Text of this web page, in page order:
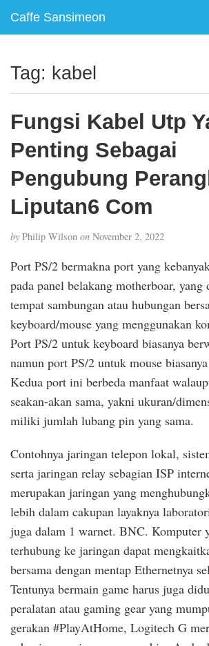
Caffe Sansimeon
Tag: kabel
Fungsi Kabel Utp
Penting Sebagai
Pengubung
Liputan6 Com
by Philip Wilson on November 2, 2022
Port PS/2 bermakna port yang
pada panel belakang motherboar,
tempat sambungan atau hubungan
keyboard/mouse yang menggunakan
Port PS/2 untuk keyboard biasanya
namun port PS/2 untuk mouse
Kedua port ini berbeda manfaat
seakan-akan sama, yakni ukuran/
miliki jumlah lubang pin yang sama.
Contohnya jaringan telepon lokal,
serta jaringan relay sebagian ISP
merupakan jaringan yang
lebih dalam cakupan layaknya
juga dalam 1 warnet. BNC. Komputer
terhubung ke jaringan dapat
bersama dengan mentap Ethernetnya
Tentunya bermain game harus juga
peralatan atau gaming gear yang
gerakan #PlayAtHome, Logitech G